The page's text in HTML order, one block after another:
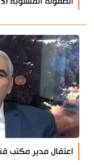
اعتقال مدير مكتب